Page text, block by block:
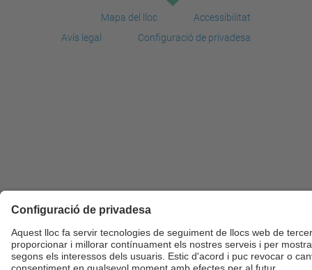
Mapa del lloc
Accessibilitat
Avís legal
Configuració de privadesa